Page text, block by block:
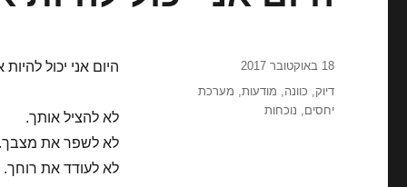
היום אני יכול
לא להציל אותך.
לא לשפר את
לא לעודד את רוחך.
פורסם
18 באוקטובר 2017
תגיות
דיוק, כוונה, מודעות, מערכת
יחסים, נוכחות